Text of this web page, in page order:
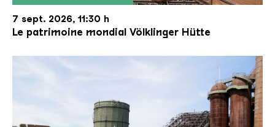
Le monte-charge incliné de la Völklinger Hütte
Copyright: Weltkulturerbe Völklinger Hütte | Karl
7 sept. 2026, 11:30 h
Le patrimoine mondial Völklinger Hütte